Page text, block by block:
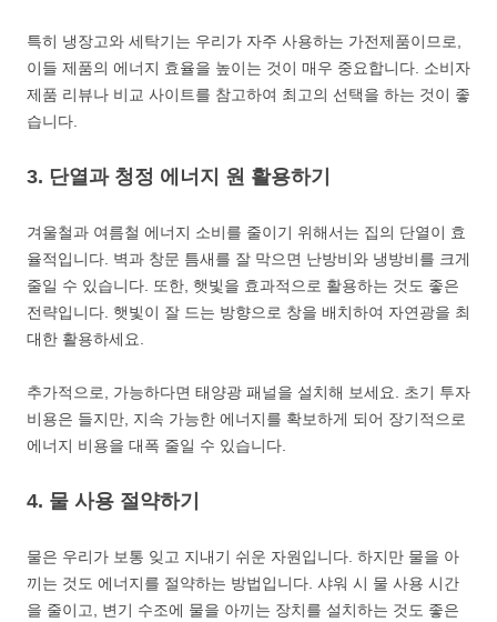
특히 냉장고와 세탁기는 우리가 자주 사용하는 가전제품이므로,
이들 제품의 에너지 효율을 높이는 것이 매우 중요합니다. 소비자
제품 리뷰나 비교 사이트를 참고하여 최고의 선택을 하는 것이 좋
습니다.
3. 단열과 청정 에너지 원 활용하기
겨울철과 여름철 에너지 소비를 줄이기 위해서는 집의 단열이 효
율적입니다. 벽과 창문 틈새를 잘 막으면 난방비와 냉방비를 크게
줄일 수 있습니다. 또한, 햇빛을 효과적으로 활용하는 것도 좋은
전략입니다. 햇빛이 잘 드는 방향으로 창을 배치하여 자연광을 최
대한 활용하세요.
추가적으로, 가능하다면 태양광 패널을 설치해 보세요. 초기 투자
비용은 들지만, 지속 가능한 에너지를 확보하게 되어 장기적으로
에너지 비용을 대폭 줄일 수 있습니다.
4. 물 사용 절약하기
물은 우리가 보통 잊고 지내기 쉬운 자원입니다. 하지만 물을 아
끼는 것도 에너지를 절약하는 방법입니다. 샤워 시 물 사용 시간
을 줄이고, 변기 수조에 물을 아끼는 장치를 설치하는 것도 좋은